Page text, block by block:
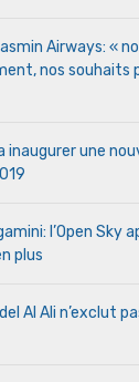
Airways: «
nos souhaits
inaugurer une
l’Open Sky
plus
Al Ali n’exclut